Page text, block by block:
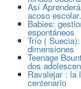
Así
acoso escolar.
Babies:
espontáneos
Trío (
dimensiones
Teenage
dos
Ravalejar : la
centenario